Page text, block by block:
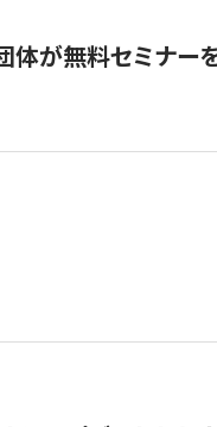
体が無料セミナー